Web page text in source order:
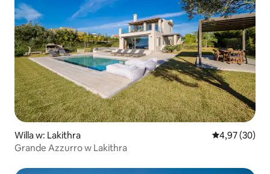
Willa w: Lakithra Średnia
4,97 (30)
Grande Azzurro w Lakithra